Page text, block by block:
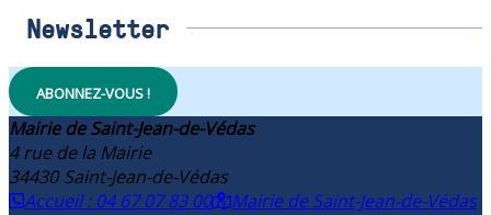
Newsletter
ABONNEZ-VOUS !
Mairie de Saint-Jean-de-Védas
4 rue de la Mairie
34430 Saint-Jean-de-Védas
Accueil : 04 67 07 83 00
Mairie de Saint-Jean-de-Védas